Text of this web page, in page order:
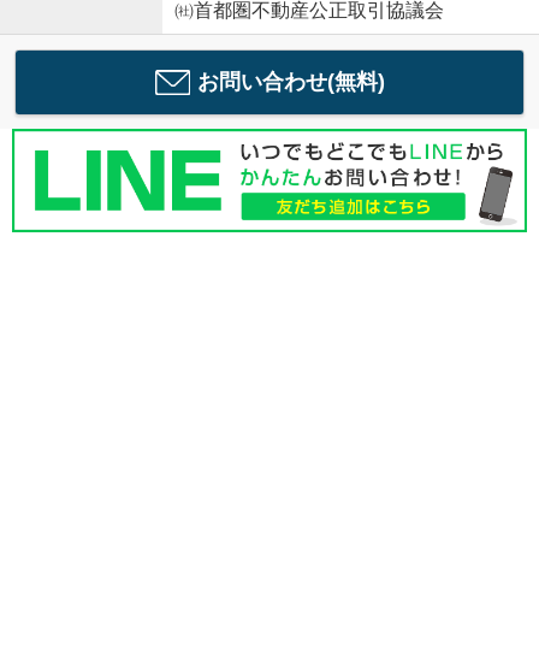
㈳首都圏不動産公正取引協議会
お問い合わせ(無料)